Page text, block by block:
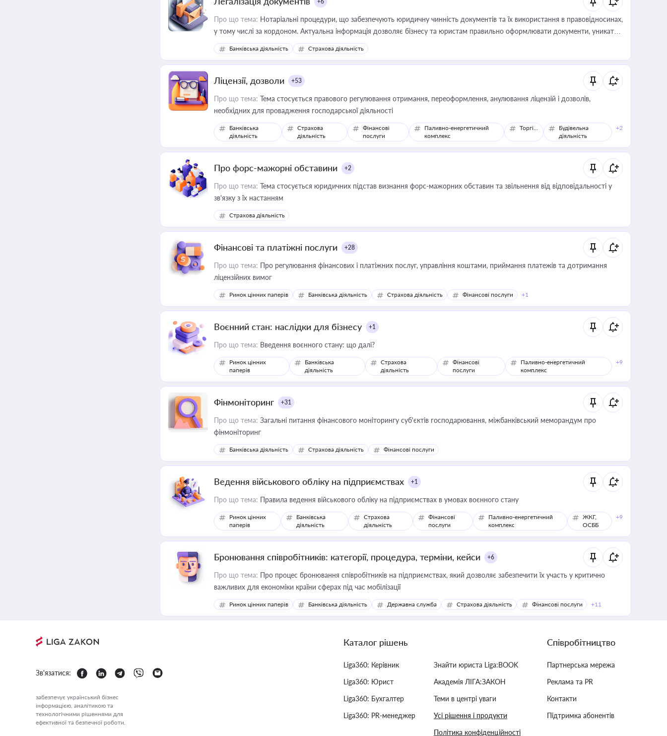
Про що тема: Нотаріальні процедури, що забезпечують юридичну чинність документів та їх використання в правовідносинах,
у тому числі за кордоном. Актуальна інформація дозволяє бізнесу та юристам правильно оформлювати документи, уникати
ризиків недійсності та забезпечувати їх належне прийняття органами влади та контрагентами
Банківська діяльність Страхова діяльність
Ліцензії, дозволи +53
Про що тема: Тема стосується правового регулювання отримання, переоформлення, анулювання ліцензій і дозволів,
необхідних для провадження господарської діяльності
Банківська
діяльність
Страхова
діяльність
Фінансові
послуги
Паливно-енергетичний
комплекс
Торгівля
Будівельна
діяльність
+2
Про форс-мажорні обставини +2
Про що тема: Тема стосується юридичних підстав визнання форс-мажорних обставин та звільнення від відповідальності у
зв'язку з їх настанням
Страхова діяльність
Фінансові та платіжні послуги +28
Про що тема: Про регулювання фінансових і платіжних послуг, управління коштами, приймання платежів та дотримання
ліцензійних вимог
Ринок цінних паперів Банківська діяльність Страхова діяльність Фінансові послуги +1
Воєнний стан: наслідки для бізнесу +1
Про що тема: Введення воєнного стану: що далі?
Ринок цінних
паперів
Банківська
діяльність
Страхова
діяльність
Фінансові
послуги
Паливно-енергетичний
комплекс
+9
Фінмоніторинг +31
Про що тема: Загальні питання фінансового моніторингу суб'єктів господарювання, міжбанківський меморандум про
фінмоніторинг
Банківська діяльність Страхова діяльність Фінансові послуги
Ведення військового обліку на підприємствах +1
Про що тема: Правила ведення військового обліку на підприємствах в умовах воєнного стану
Ринок цінних
паперів
Банківська
діяльність
Страхова
діяльність
Фінансові
послуги
Паливно-енергетичний
комплекс
ЖКГ,
ОСББ
+9
Бронювання співробітників: категорії, процедура, терміни, кейси +6
Про що тема: Про процес бронювання співробітників на підприємствах, який дозволяє забезпечити їх участь у критично
важливих для економіки країни сферах під час мобілізації
Ринок цінних паперів Банківська діяльність Державна служба Страхова діяльність Фінансові послуги +11
Зв'язатися:
забезпечує український бізнес
інформацією, аналітикою та
технологічними рішеннями для
ефективної та безпечної роботи.
Каталог рішень
Liga360: Керівник
Liga360: Юрист
Liga360: Бухгалтер
Liga360: PR-менеджер
Знайти юриста Liga:BOOK
Академія ЛІГА:ЗАКОН
Теми в центрі уваги
Усі рішення і продукти
Політика конфіденційності
Співробітництво
Партнерська мережа
Реклама та PR
Контакти
Підтримка абонентів